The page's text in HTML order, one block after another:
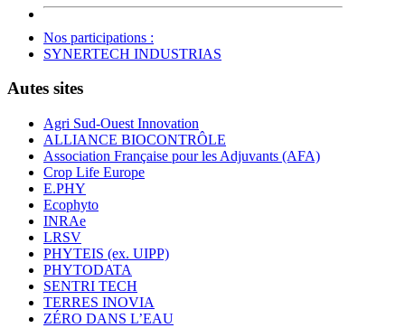
Nos participations :
SYNERTECH INDUSTRIAS
Autes sites
Agri Sud-Ouest Innovation
ALLIANCE BIOCONTRÔLE
Association Française pour les Adjuvants (AFA)
Crop Life Europe
E.PHY
Ecophyto
INRAe
LRSV
PHYTEIS (ex. UIPP)
PHYTODATA
SENTRI TECH
TERRES INOVIA
ZÉRO DANS L’EAU